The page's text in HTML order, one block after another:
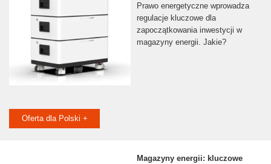
Prawo energetyczne wprowadza
regulacje kluczowe dla
zapoczątkowania inwestycji w
magazyny energii. Jakie?
Oferta dla Polski +
Magazyny energii: kluczowe